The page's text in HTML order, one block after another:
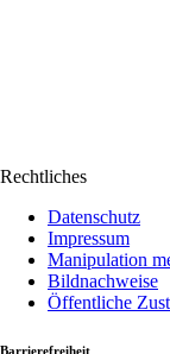
Rechtliches
Datenschutz
Impressum
Manipulation
Bildnachweise
Öffentliche
Barrierefreiheit